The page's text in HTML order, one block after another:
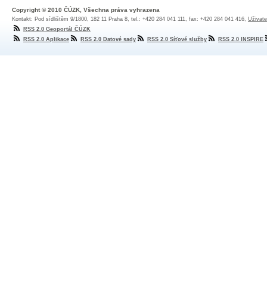
Copyright © 2010 ČÚZK, Všechna práva vyhrazena
Kontakt: Pod sídlištěm 9/1800, 182 11 Praha 8, tel.: +420 284 041 111, fax: +420 284 041 416,
RSS 2.0 Geoportál ČÚZK
RSS 2.0 Aplikace
RSS 2.0 Datové sady RSS 2.0 Síťové služby RSS 2.0 INSPIRE